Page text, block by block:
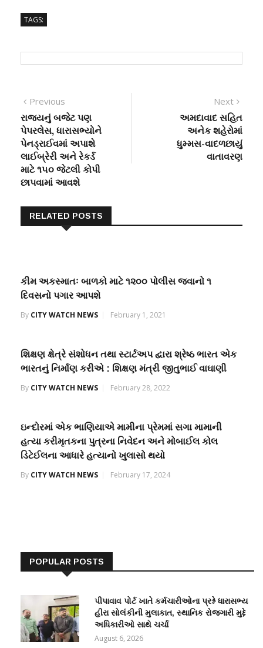
TAGS:
Post
navigation
Previous
post:
રાજ્યનું બજેટ પણ
પેપરલેસ, ધારાસભ્યોને
પેનડ્રાઈવમાં અપાશે
લાઈબ્રેરી અને રેકર્ડ
માટે ૧૫૦ જેટલી કોપી
છાપવામાં આવશે
Next
post:
અમદાવાદ સહિત
અનેક શહેરોમાં
ધુમ્મસ-વાદળછાયું
વાતાવરણ
RELATED POSTS
કીમ અકસ્માતઃ બાળકો માટે ૧૨૦૦ પોલીસ જવાનો ૧
દિવસનો પગાર આપશે
By CITY WATCH NEWS February 1, 2021
શિક્ષણ ક્ષેત્રે સંશોધન તથા સ્ટાર્ટઅપ દ્વારા શ્રેષ્ઠ ભારત એક
ભારતનું નિર્માણ કરીએ : શિક્ષણ મંત્રી જીતુભાઈ વાઘાણી
By CITY WATCH NEWS February 28, 2022
ઇન્દોરમાં એક ભાણિયાએ મામીના પ્રેમમાં સગા મામાની
હત્યા કરીમૃતકના પુત્રના નિવેદન અને મોબાઈલ કોલ
ડિટેઈલના આધારે હત્યાનો ખુલાસો થયો
By CITY WATCH NEWS February 17, 2024
POPULAR POSTS
પીપાવાવ પોર્ટ ખાતે કર્મચારીઓના પ્રશ્ને ધારાસભ્ય
હીરા સોલંકીની મુલાકાત, સ્થાનિક રોજગારી મુદ્દે
અધિકારીઓ સાથે ચર્ચા
August 6, 2026